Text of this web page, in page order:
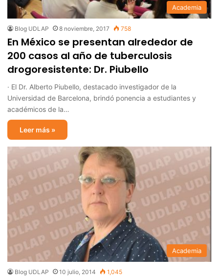
Academia
Blog UDLAP 8 noviembre, 2017 758
En México se presentan alrededor de
200 casos al año de tuberculosis
drogoresistente: Dr. Piubello
· El Dr. Alberto Piubello, destacado investigador de la
Universidad de Barcelona, brindó ponencia a estudiantes y
académicos de la…
Leer más »
Academia
Blog UDLAP 10 julio, 2014 1,045